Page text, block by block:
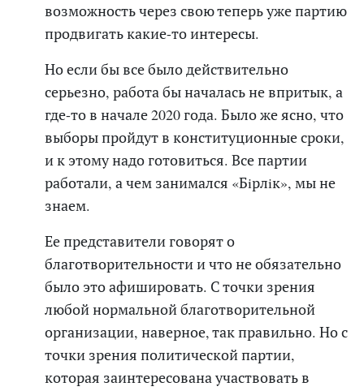
возможность через свою теперь уже партию
продвигать какие-то интересы.
Но если бы все было действительно
серьезно, работа бы началась не впритык, а
где-то в начале 2020 года. Было же ясно, что
выборы пройдут в конституционные сроки,
и к этому надо готовиться. Все партии
работали, а чем занимался «Бiрлiк», мы не
знаем.
Ее представители говорят о
благотворительности и что не обязательно
было это афишировать. С точки зрения
любой нормальной благотворительной
организации, наверное, так правильно. Но с
точки зрения политической партии,
которая заинтересована участвовать в